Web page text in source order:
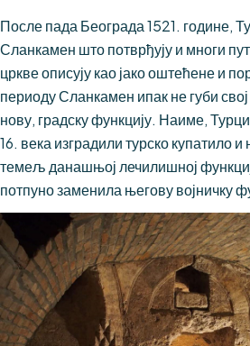
После пада Београда 1521. године,
Сланкамен што потврђују и многи
цркве описују као јако оштећене и
периоду Сланкамен ипак не губи свој
нову, градску функцију. Наиме,
16. века изградили турско купатило
темељ данашњој лечилишној
потпуно заменила његову војничку